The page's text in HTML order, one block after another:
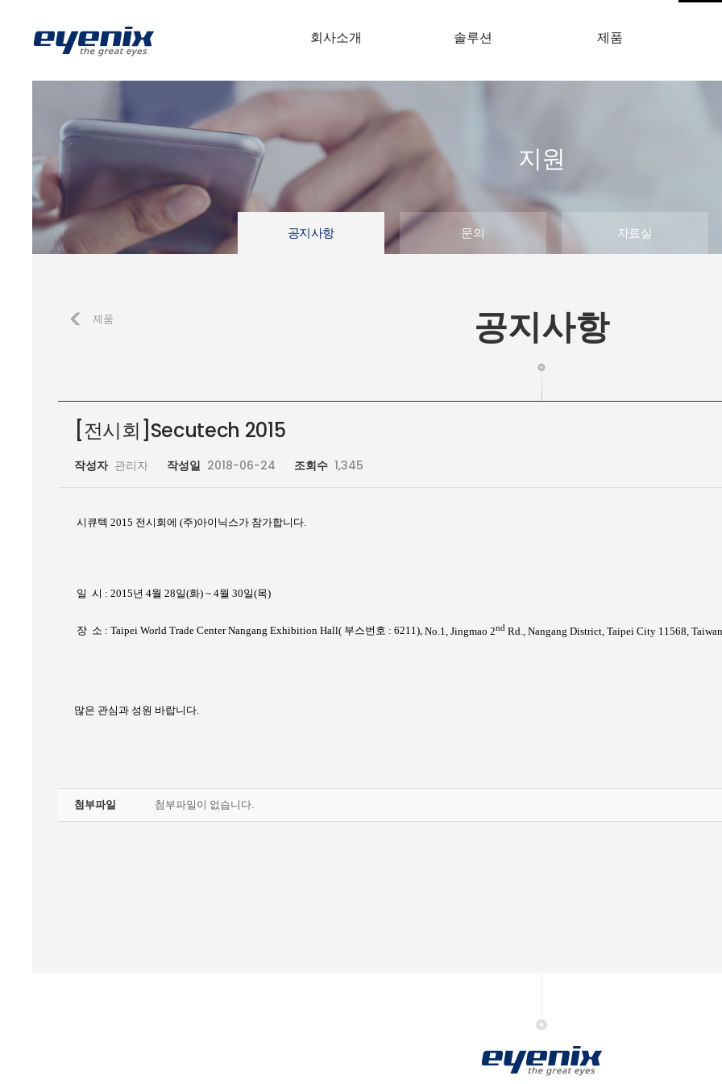
회사소개 솔루션 제품
지원
공지사항 문의 자료실
공지사항
제품
[전시회]Secutech 2015
작성자 관리자 작성일 2018-06-24 조회수 1,345
시큐텍 2015 전시회에 (주)아이닉스가 참가합니다.
일 시 : 2015년 4월 28일(화) ~ 4월 30일(목)
장 소 : Taipei World Trade Center Nangang Exhibition Hall( 부스번호 : 6211), No.1, Jingmao 2nd Rd., Nangang District, Taipei City 11568,
많은 관심과 성원 바랍니다.
첨부파일 첨부파일이 없습니다.